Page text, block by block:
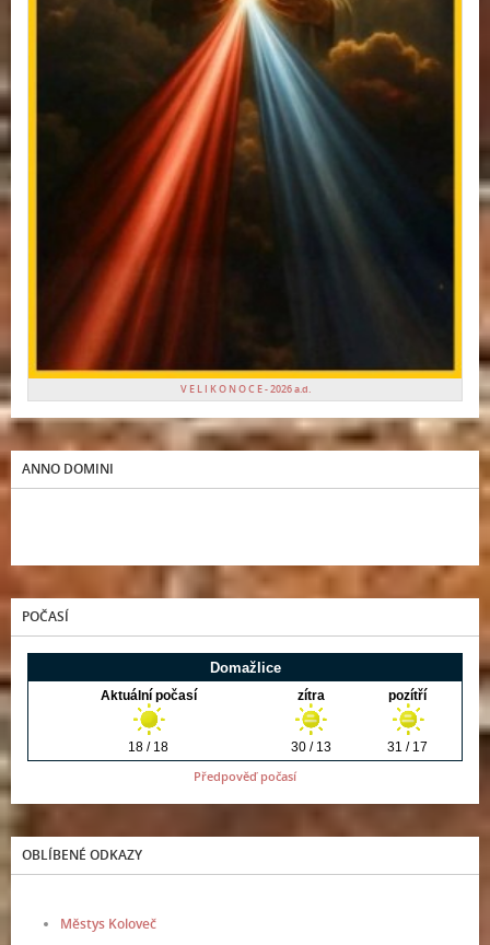
V E L I K O N O C E - 2026 a.d.
ANNO DOMINI
POČASÍ
Předpověď počasí
OBLÍBENÉ ODKAZY
Městys Koloveč